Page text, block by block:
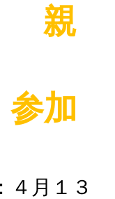
親
加
４月１３